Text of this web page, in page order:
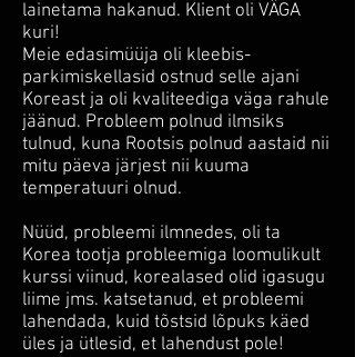
lainetama hakanud. Klient oli VÄGA
kuri!
Meie edasimüüja oli kleebis-
parkimiskellasid ostnud selle ajani
Koreast ja oli kvaliteediga väga rahule
jäänud. Probleem polnud ilmsiks
tulnud, kuna Rootsis polnud aastaid nii
mitu päeva järjest nii kuuma
temperatuuri olnud.
Nüüd, probleemi ilmnedes, oli ta
Korea tootja probleemiga loomulikult
kurssi viinud, korealased olid igasugu
liime jms. katsetanud, et probleemi
lahendada, kuid tõstsid lõpuks käed
üles ja ütlesid, et lahendust pole!